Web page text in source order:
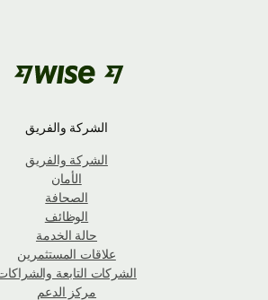
الشركة والفريق
الشركة والفريق
الأمان
الصحافة
الوظائف
حالة الخدمة
علاقات المستثمرين
الشركات التابعة والشراكات
مركز الدعم